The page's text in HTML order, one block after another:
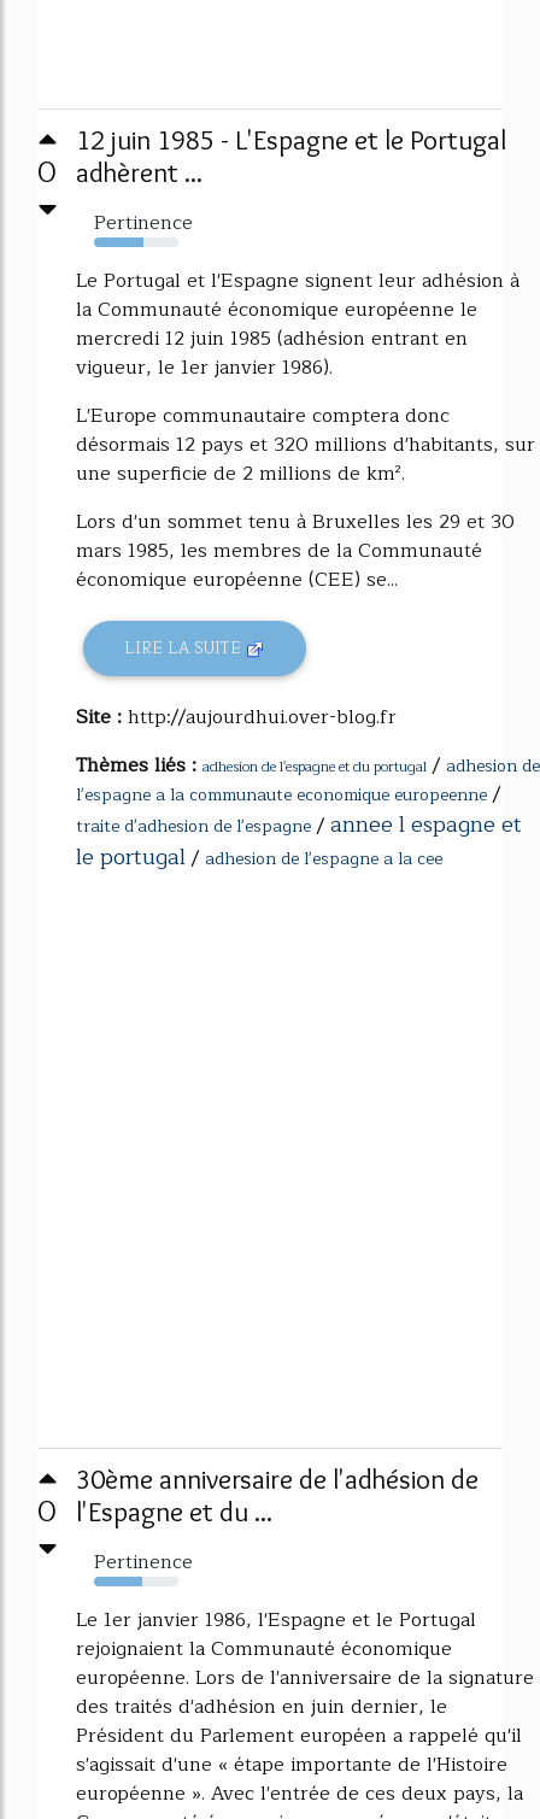
0
12 juin 1985 - L'Espagne et le Portugal
adhèrent ...
Pertinence
58%
Le Portugal et l'Espagne signent leur adhésion à
la Communauté économique européenne le
mercredi 12 juin 1985 (adhésion entrant en
vigueur, le 1er janvier 1986).
L'Europe communautaire comptera donc
désormais 12 pays et 320 millions d'habitants, sur
une superficie de 2 millions de km².
Lors d'un sommet tenu à Bruxelles les 29 et 30
mars 1985, les membres de la Communauté
économique européenne (CEE) se...
LIRE LA SUITE
Site :http://aujourdhui.over-blog.fr
Thèmes liés : adhesion de l'espagne et du portugal / adhesion de
l'espagne a la communaute economique europeenne/
traite d'adhesion de l'espagne/annee l espagne et
le portugal/ adhesion de l'espagne a la cee
0
30ème anniversaire de l'adhésion de
l'Espagne et du ...
Pertinence
57%
Le 1er janvier 1986, l'Espagne et le Portugal
rejoignaient la Communauté économique
européenne. Lors de l'anniversaire de la signature
des traités d'adhésion en juin dernier, le
Président du Parlement européen a rappelé qu'il
s'agissait d'une « étape importante de l'Histoire
européenne ». Avec l'entrée de ces deux pays, la